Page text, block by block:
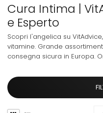
Cura Intima |
e Esperto
Scopri l'angelica su
vitamine. Grande
consegna sicura in Europa.